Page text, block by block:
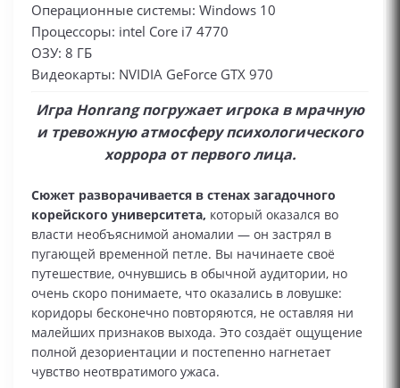
Операционные системы: Windows 10
Процессоры: intel Core i7 4770
ОЗУ: 8 ГБ
Видеокарты: NVIDIA GeForce GTX 970
Игра Honrang погружает игрока в мрачную
и тревожную атмосферу психологического
хоррора от первого лица.
Сюжет разворачивается в стенах загадочного
корейского университета, который оказался во
власти необъяснимой аномалии — он застрял в
пугающей временной петле. Вы начинаете своё
путешествие, очнувшись в обычной аудитории, но
очень скоро понимаете, что оказались в ловушке:
коридоры бесконечно повторяются, не оставляя ни
малейших признаков выхода. Это создаёт ощущение
полной дезориентации и постепенно нагнетает
чувство неотвратимого ужаса.